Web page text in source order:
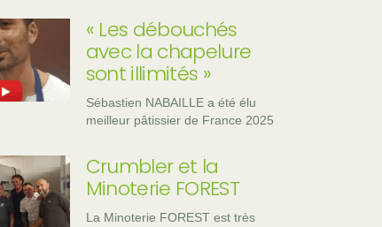
« Les débouchés
avec la chapelure
sont illimités »
Sébastien NABAILLE a été élu
meilleur pâtissier de France 2025
Crumbler et la
Minoterie FOREST
La Minoterie FOREST est très